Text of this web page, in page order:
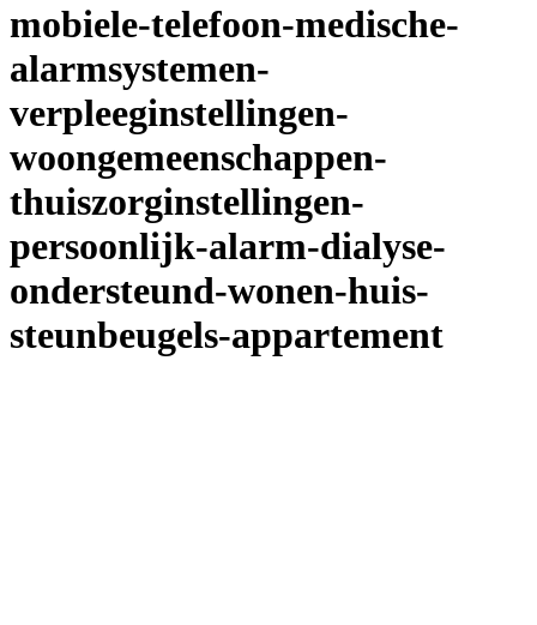
mobiele-telefoon-medische-
alarmsystemen-
verpleeginstellingen-
woongemeenschappen-
thuiszorginstellingen-
persoonlijk-alarm-dialyse-
ondersteund-wonen-huis-
steunbeugels-appartement